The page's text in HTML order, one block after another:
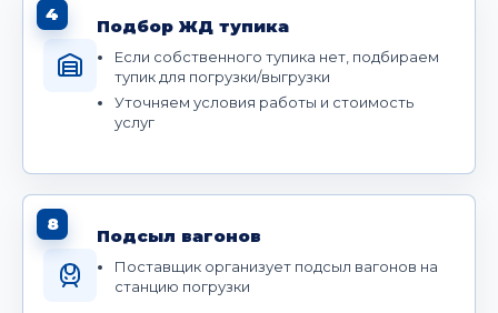
4
Подбор ЖД тупика
Если собственного тупика нет, подбираем
тупик для погрузки/выгрузки
Уточняем условия работы и стоимость
услуг
8
Подсыл вагонов
Поставщик организует подсыл вагонов на
станцию погрузки